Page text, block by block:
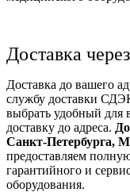
Доставка
Доставка до вашего
службу доставки
выбрать удобный для
доставку до адреса.
Санкт-Петербурга,
предоставляем
гарантийного и
оборудования.